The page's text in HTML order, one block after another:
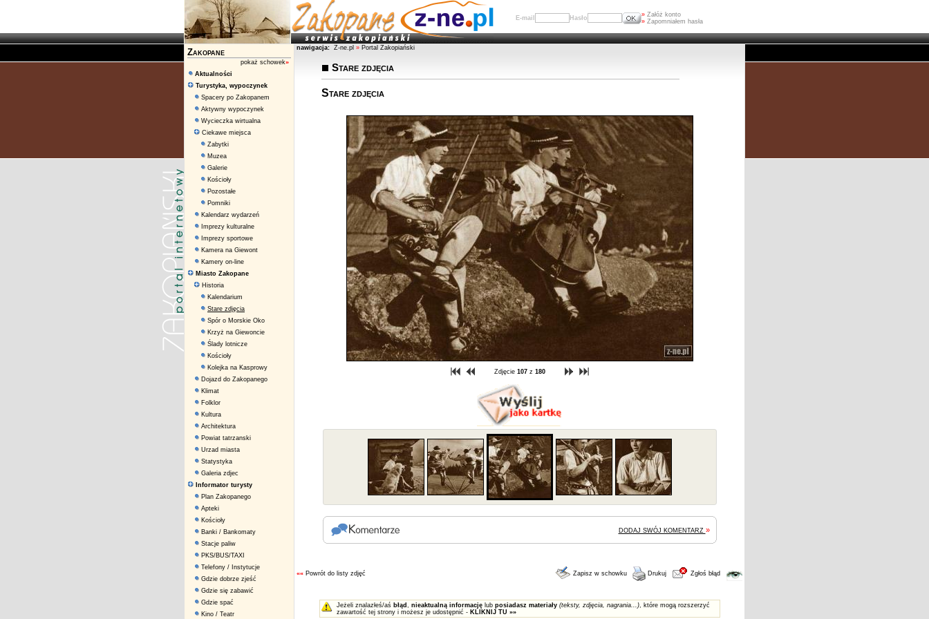
E-mail Hasło » Załóż konto
» Zapomniałem hasła
Zakopane
pokaż schowek»
Aktualności
Turystyka, wypoczynek
Spacery po Zakopanem
Aktywny wypoczynek
Wycieczka wirtualna
Ciekawe miejsca
Zabytki
Muzea
Galerie
Kościoły
Pozostałe
Pomniki
Kalendarz wydarzeń
Imprezy kulturalne
Imprezy sportowe
Kamera na Giewont
Kamery on-line
Miasto Zakopane
Historia
Kalendarium
Stare zdjęcia
Spór o Morskie Oko
Krzyż na Giewoncie
Ślady lotnicze
Kościoły
Kolejka na Kasprowy
Dojazd do Zakopanego
Klimat
Folklor
Kultura
Architektura
Powiat tatrzanski
Urzad miasta
Statystyka
Galeria zdjec
Informator turysty
Plan Zakopanego
Apteki
Kościoły
Banki / Bankomaty
Stacje paliw
PKS/BUS/TAXI
Telefony / Instytucje
Gdzie dobrze zjeść
Gdzie się zabawić
Gdzie spać
Kino / Teatr
nawigacja: Z-ne.pl » Portal Zakopiański
Stare zdjęcia
Stare zdjęcia
Zdjęcie 107z 180
DODAJ SWÓJ KOMENTARZ »
«« Powrót do listy zdjęć Zapisz w schowku Drukuj Zgłoś błąd
Jeżeli znalazłeś/aś błąd , nieaktualną informacjęlub posiadasz materiały (teksty, zdjęcia, nagrania...), które mogą rozszerzyć
zawartość tej strony i możesz je udostępnić - KLIKNIJ TU »»